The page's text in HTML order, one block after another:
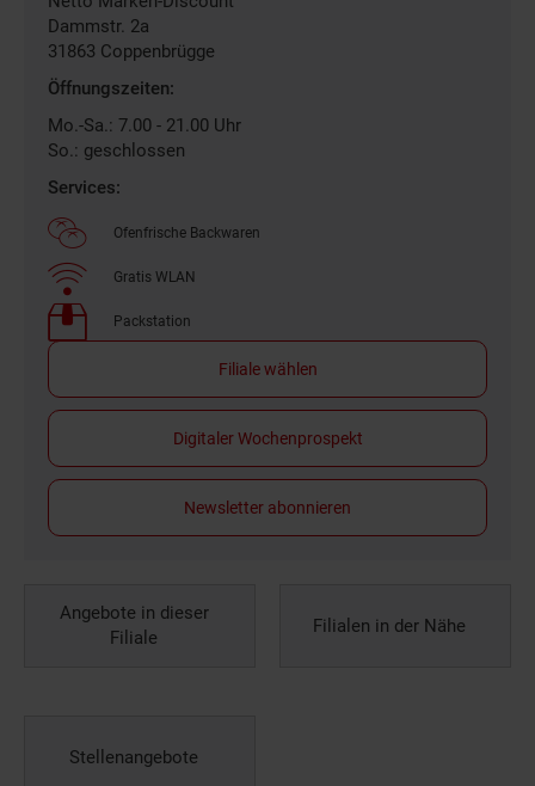
Dammstr. 2a
31863 Coppenbrügge
Öffnungszeiten:
Mo.-Sa.: 7.00 - 21.00 Uhr
So.: geschlossen
Services:
Ofenfrische Backwaren
Gratis WLAN
Packstation
Filiale wählen
Digitaler Wochenprospekt
Newsletter abonnieren
Angebote in dieser
Filiale
Filialen in der Nähe
Stellenangebote